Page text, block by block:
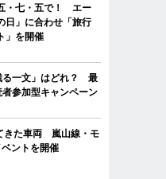
・七・五で！ エー
日」に合わせ「旅行
」を開催
る一文」はどれ？ 最
参加型キャンペーン
きた車両 嵐山線・モ
ントを開催